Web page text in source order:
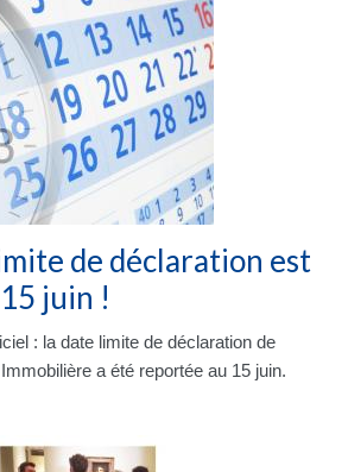
de déclaration est
juin !
: la date limite de déclaration de
a été reportée au 15 juin.